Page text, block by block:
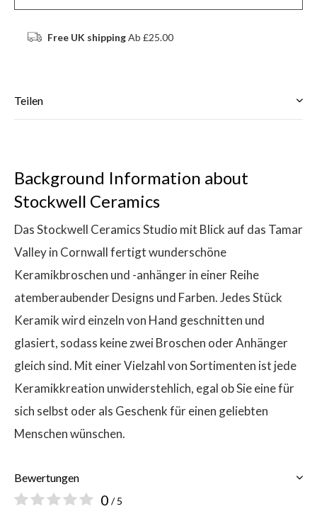
Free UK shippingAb £25.00
Teilen
Background Information about
Stockwell Ceramics
Das Stockwell Ceramics Studio mit Blick auf das Tamar
Valley in Cornwall fertigt wunderschöne
Keramikbroschen und -anhänger in einer Reihe
atemberaubender Designs und Farben. Jedes Stück
Keramik wird einzeln von Hand geschnitten und
glasiert, sodass keine zwei Broschen oder Anhänger
gleich sind. Mit einer Vielzahl von Sortimenten ist jede
Keramikkreation unwiderstehlich, egal ob Sie eine für
sich selbst oder als Geschenk für einen geliebten
Menschen wünschen.
Bewertungen
0 / 5